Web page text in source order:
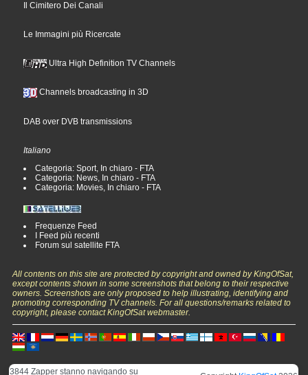
Il Cimitero Dei Canali
Le Immagini più Ricercate
Ultra High Definition TV Channels
Channels broadcasting in 3D
DAB over DVB transmissions
Italiano
Categoria: Sport, In chiaro - FTA
Categoria: News, In chiaro - FTA
Categoria: Movies, In chiaro - FTA
Frequenze Feed
I Feed più recenti
Forum sul satellite FTA
All contents on this site are protected by copyright and owned by KingOfSat,
except contents shown in some screenshots that belong to their respective
owners. Screenshots are only proposed to help illustrating, identifying and
promoting corresponding TV channels. For all questions/remarks related to
copyright, please contact KingOfSat webmaster.
3844 Zapper stanno navigando su